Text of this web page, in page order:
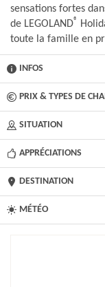
sensations fortes
de LEGOLAND®
toute la famille en
INFOS
PRIX & TYPES DE
SITUATION
APPRÉCIATIONS
DESTINATION
MÉTÉO